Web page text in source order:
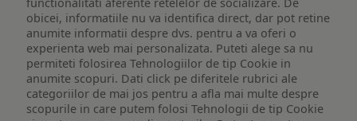
functionalitati aferente retelelor de socializare. De
obicei, informatiile nu va identifica direct, dar pot retine
anumite informatii despre dvs. pentru a va oferi o
experienta web mai personalizata. Puteti alege sa nu
permiteti folosirea Tehnologiilor de tip Cookie in
anumite scopuri. Dati click pe diferitele rubrici ale
categoriilor de mai jos pentru a afla mai multe despre
scopurile in care putem folosi Tehnologii de tip Cookie